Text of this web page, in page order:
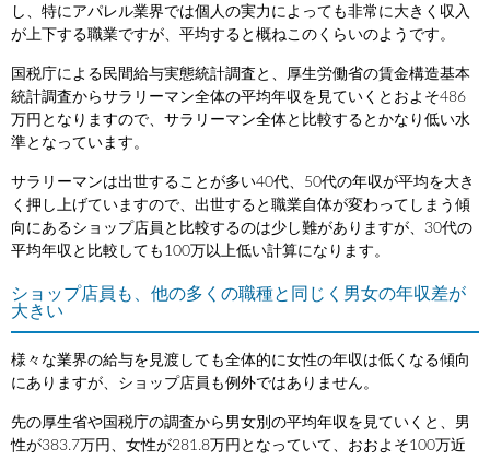
し、特にアパレル業界では個人の実力によっても非常に大きく収入
が上下する職業ですが、平均すると概ねこのくらいのようです。
国税庁による民間給与実態統計調査と、厚生労働省の賃金構造基本
統計調査からサラリーマン全体の平均年収を見ていくとおよそ486
万円となりますので、サラリーマン全体と比較するとかなり低い水
準となっています。
サラリーマンは出世することが多い40代、50代の年収が平均を大き
く押し上げていますので、出世すると職業自体が変わってしまう傾
向にあるショップ店員と比較するのは少し難がありますが、30代の
平均年収と比較しても100万以上低い計算になります。
ショップ店員も、他の多くの職種と同じく男女の年収差が
大きい
様々な業界の給与を見渡しても全体的に女性の年収は低くなる傾向
にありますが、ショップ店員も例外ではありません。
先の厚生省や国税庁の調査から男女別の平均年収を見ていくと、男
性が383.7万円、女性が281.8万円となっていて、おおよそ100万近